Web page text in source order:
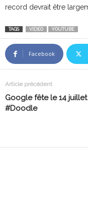
record devrait être
TAGS VIDEO YOUTUBE
Facebook
Article précédent
Google fête le 14
#Doodle